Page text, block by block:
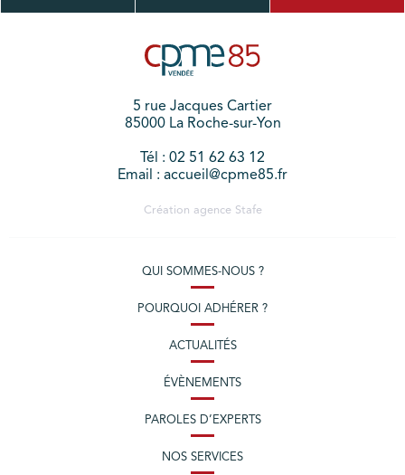
5 rue Jacques Cartier
85000 La Roche-sur-Yon
Tél : 02 51 62 63 12
Email : accueil@cpme85.fr
Création agence Stafe
QUI SOMMES-NOUS ?
POURQUOI ADHÉRER ?
ACTUALITÉS
ÉVÈNEMENTS
PAROLES D’EXPERTS
NOS SERVICES